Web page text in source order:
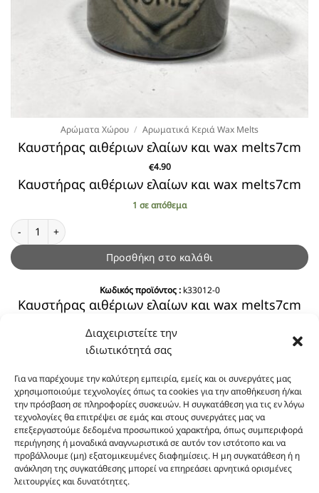
Διαχειριστείτε την
ιδιωτικότητά σας
Για να παρέχουμε την καλύτερη εμπειρία, εμείς και οι συνεργάτες μας
χρησιμοποιούμε τεχνολογίες όπως τα cookies για την αποθήκευση ή/και
την πρόσβαση σε πληροφορίες συσκευών. Η συγκατάθεση για τις εν λόγω
τεχνολογίες θα επιτρέψει σε εμάς και στους συνεργάτες μας να
επεξεργαστούμε δεδομένα προσωπικού χαρακτήρα, όπως συμπεριφορά
περιήγησης ή μοναδικά αναγνωριστικά σε αυτόν τον ιστότοπο και να
προβάλλουμε (μη) εξατομικευμένες διαφημίσεις. Η μη συγκατάθεση ή η
ανάκληση της συγκατάθεσης μπορεί να επηρεάσει αρνητικά ορισμένες
λειτουργίες και δυνατότητες.
Αρώματα Χώρου / Αρωματικά Κεριά Wax Melts
Καυστήρας αιθέριων ελαίων και wax melts7cm
€4.90
Καυστήρας αιθέριων ελαίων και wax melts7cm
1 σε απόθεμα
Καυστήρας αιθέριων ελαίων και wax melts7cm ποσότητα
Προσθήκη στο καλάθι
Κωδικός προϊόντος :k33012-0
Καυστήρας αιθέριων ελαίων και wax melts7cm
Οι φωτογραφίες των προϊόντων είναι ενδεικτικές
και δεν είναι προς πώληση το εικονιζόμενο προϊόν.
Σκοπός τους είναι η διευκόλυνση της επιλογής σας.
Σε καμία περίπτωση δεν αντιστοιχούν στα
αυθεντικά αρώματα και δεν ανταποκρίνονται στην